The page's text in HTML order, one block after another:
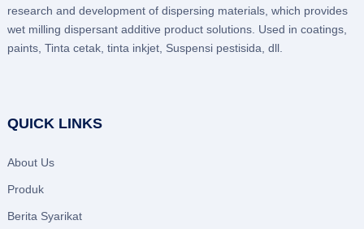
research and development of dispersing materials, which provides
wet milling dispersant additive product solutions. Used in coatings,
paints, Tinta cetak, tinta inkjet, Suspensi pestisida, dll.
QUICK LINKS
About Us
Produk
Berita Syarikat